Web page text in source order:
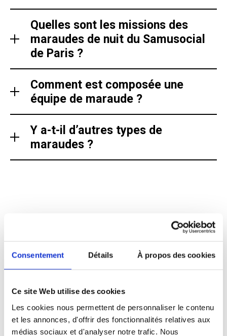
Consentement Détails À propos des cookies
Ce site Web utilise des cookies
Les cookies nous permettent de personnaliser le contenu
et les annonces, d'offrir des fonctionnalités relatives aux
médias sociaux et d'analyser notre trafic. Nous
Quelles sont les missions des
maraudes de nuit du Samusocial
de Paris ?
Comment est composée une
équipe de maraude ?
Y a-t-il d’autres types de
maraudes ?
L’action des maraudes en chiffres
Plus que jamais, face au nombre
de maraudes sont allées à la rencontre
d’un grand nombre de personnes à la
rue.